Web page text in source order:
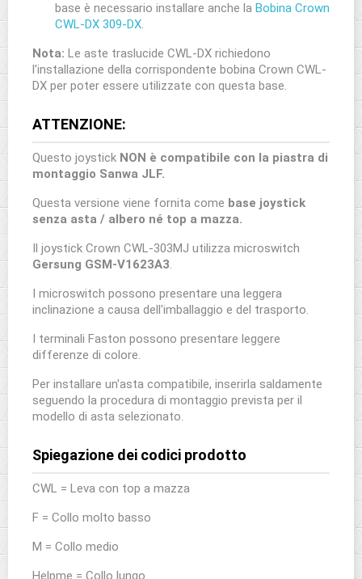
base è necessario installare anche la Bobina Crown
CWL-DX 309-DX.
Nota: Le aste traslucide CWL-DX richiedono
l'installazione della corrispondente bobina Crown CWL-
DX per poter essere utilizzate con questa base.
ATTENZIONE:
Questo joystick NON è compatibile con la piastra di
montaggio Sanwa JLF.
Questa versione viene fornita come base joystick
senza asta / albero né top a mazza.
Il joystick Crown CWL-303MJ utilizza microswitch
Gersung GSM-V1623A3.
I microswitch possono presentare una leggera
inclinazione a causa dell'imballaggio e del trasporto.
I terminali Faston possono presentare leggere
differenze di colore.
Per installare un'asta compatibile, inserirla saldamente
seguendo la procedura di montaggio prevista per il
modello di asta selezionato.
Spiegazione dei codici prodotto
CWL = Leva con top a mazza
F = Collo molto basso
M = Collo medio
Helpme = Collo lungo